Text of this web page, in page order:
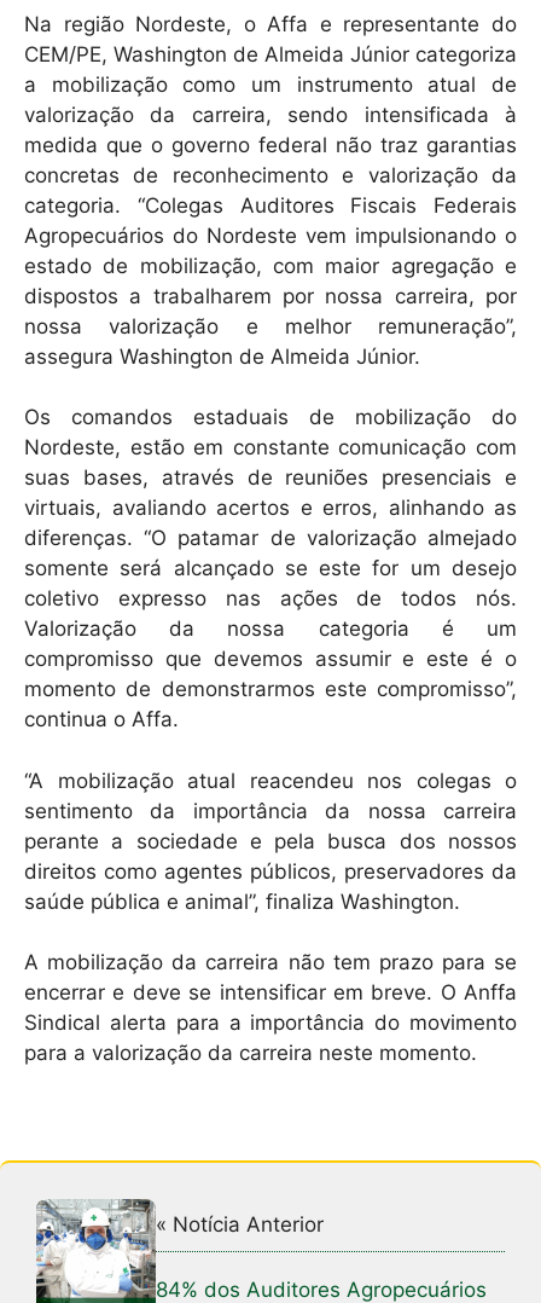
Na região Nordeste, o Affa e representante do
CEM/PE, Washington de Almeida Júnior categoriza
a mobilização como um instrumento atual de
valorização da carreira, sendo intensificada à
medida que o governo federal não traz garantias
concretas de reconhecimento e valorização da
categoria. “Colegas Auditores Fiscais Federais
Agropecuários do Nordeste vem impulsionando o
estado de mobilização, com maior agregação e
dispostos a trabalharem por nossa carreira, por
nossa valorização e melhor remuneração”,
assegura Washington de Almeida Júnior.
Os comandos estaduais de mobilização do
Nordeste, estão em constante comunicação com
suas bases, através de reuniões presenciais e
virtuais, avaliando acertos e erros, alinhando as
diferenças. “O patamar de valorização almejado
somente será alcançado se este for um desejo
coletivo expresso nas ações de todos nós.
Valorização da nossa categoria é um
compromisso que devemos assumir e este é o
momento de demonstrarmos este compromisso”,
continua o Affa.
“A mobilização atual reacendeu nos colegas o
sentimento da importância da nossa carreira
perante a sociedade e pela busca dos nossos
direitos como agentes públicos, preservadores da
saúde pública e animal”, finaliza Washington.
A mobilização da carreira não tem prazo para se
encerrar e deve se intensificar em breve. O Anffa
Sindical alerta para a importância do movimento
para a valorização da carreira neste momento.
« Notícia Anterior
84% dos Auditores Agropecuários